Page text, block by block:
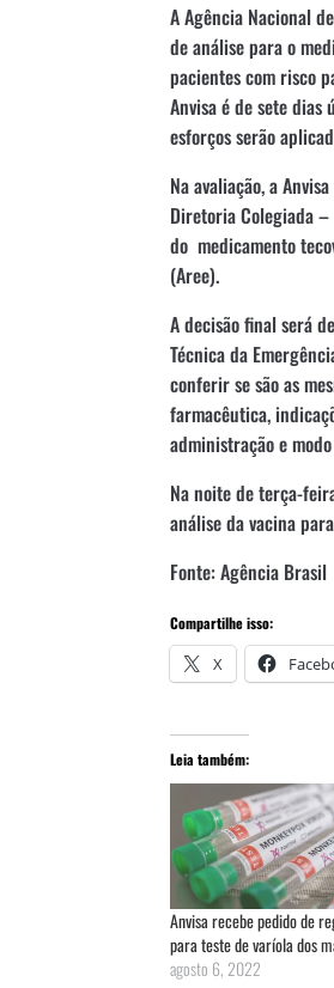
A Agência Nacional
de análise para o
pacientes com risco
Anvisa é de sete
esforços serão
Na avaliação, a
Diretoria Colegiada –
do medicamento
(Aree).
A decisão final será
Técnica da
conferir se são as
farmacêutica,
administração e
Na noite de terça-
análise da vacina
Fonte: Agência Brasil
Compartilhe isso:
X
Leia também:
Anvisa recebe pedido de
para teste de varíola dos
agosto 6, 2022